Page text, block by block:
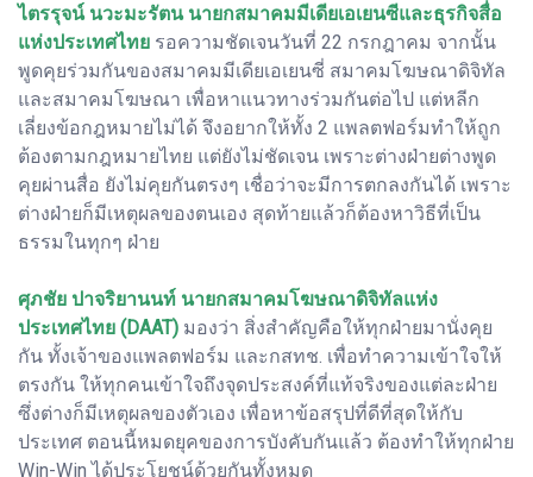
ไตรรุจน์ นวะมะรัตน นายกสมาคมมีเดียเอเยนซีและธุรกิจสื่อ
แห่งประเทศไทย รอความชัดเจนวันที่ 22 กรกฎาคม จากนั้น
พูดคุยร่วมกันของสมาคมมีเดียเอเยนซี่ สมาคมโฆษณาดิจิทัล
และสมาคมโฆษณา เพื่อหาแนวทางร่วมกันต่อไป แต่หลีก
เลี่ยงข้อกฎหมายไม่ได้ จึงอยากให้ทั้ง 2 แพลตฟอร์มทำให้ถูก
ต้องตามกฎหมายไทย แต่ยังไม่ชัดเจน เพราะต่างฝ่ายต่างพูด
คุยผ่านสื่อ ยังไม่คุยกันตรงๆ เชื่อว่าจะมีการตกลงกันได้ เพราะ
ต่างฝ่ายก็มีเหตุผลของตนเอง สุดท้ายแล้วก็ต้องหาวิธีที่เป็น
ธรรมในทุกๆ ฝ่าย
ศุภชัย ปาจริยานนท์ นายกสมาคมโฆษณาดิจิทัลแห่ง
ประเทศไทย (DAAT) มองว่า สิ่งสำคัญคือให้ทุกฝ่ายมานั่งคุย
กัน ทั้งเจ้าของแพลตฟอร์ม และกสทช. เพื่อทำความเข้าใจให้
ตรงกัน ให้ทุกคนเข้าใจถึงจุดประสงค์ที่แท้จริงของแต่ละฝ่าย
ซึ่งต่างก็มีเหตุผลของตัวเอง เพื่อหาข้อสรุปที่ดีที่สุดให้กับ
ประเทศ ตอนนี้หมดยุคของการบังคับกันแล้ว ต้องทำให้ทุกฝ่าย
Win-Win ได้ประโยชน์ด้วยกันทั้งหมด